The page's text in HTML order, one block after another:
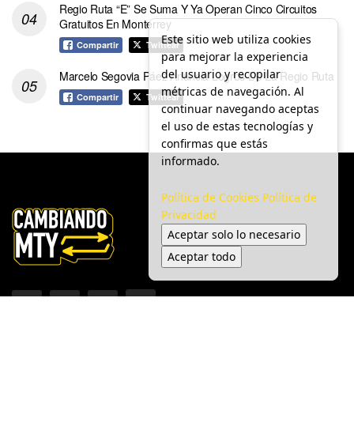
Regio Ruta “E” Se Suma Y Ya Operan Cinco Circuitos
Gratuitos En Monterrey
Compartir Twittear
Marcelo Segovia Páez Anuncia Logros De La Regio Ruta
Compartir Twittear
Este sitio web utiliza cookies
para mejorar la experiencia
del usuario y recopilar
métricas de navegación. Al
continuar navegando aceptas
el uso de estas tecnologías y
confirmas que estás
informado.
Política de Cookies Política de
Privacidad
Aceptar solo lo necesario
Aceptar todo